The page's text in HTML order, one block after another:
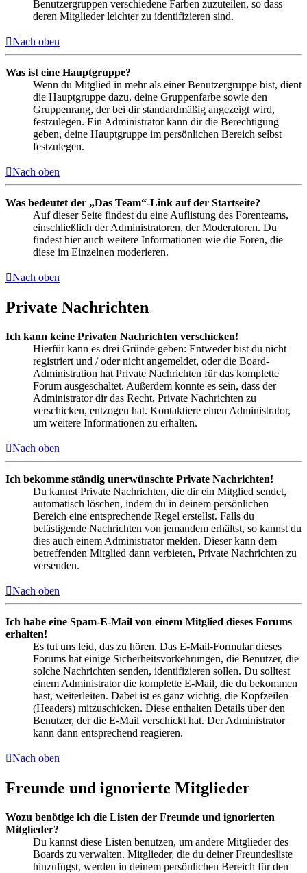
Benutzergruppen verschiedene Farben zuzuteilen, so dass
deren Mitglieder leichter zu identifizieren sind.
Nach oben
Was ist eine Hauptgruppe?
Wenn du Mitglied in mehr als einer Benutzergruppe bist, dient
die Hauptgruppe dazu, deine Gruppenfarbe sowie den
Gruppenrang, der bei dir standardmäßig angezeigt wird,
festzulegen. Ein Administrator kann dir die Berechtigung
geben, deine Hauptgruppe im persönlichen Bereich selbst
festzulegen.
Nach oben
Was bedeutet der „Das Team“-Link auf der Startseite?
Auf dieser Seite findest du eine Auflistung des Forenteams,
einschließlich der Administratoren, der Moderatoren. Du
findest hier auch weitere Informationen wie die Foren, die
diese im Einzelnen moderieren.
Nach oben
Private Nachrichten
Ich kann keine Privaten Nachrichten verschicken!
Hierfür kann es drei Gründe geben: Entweder bist du nicht
registriert und / oder nicht angemeldet, oder die Board-
Administration hat Private Nachrichten für das komplette
Forum ausgeschaltet. Außerdem könnte es sein, dass der
Administrator dir das Recht, Private Nachrichten zu
verschicken, entzogen hat. Kontaktiere einen Administrator,
um weitere Informationen zu erhalten.
Nach oben
Ich bekomme ständig unerwünschte Private Nachrichten!
Du kannst Private Nachrichten, die dir ein Mitglied sendet,
automatisch löschen, indem du in deinem persönlichen
Bereich eine entsprechende Regel erstellst. Falls du
belästigende Nachrichten von jemandem erhältst, so kannst du
dies auch einem Administrator melden. Dieser kann dem
betreffenden Mitglied dann verbieten, Private Nachrichten zu
versenden.
Nach oben
Ich habe eine Spam-E-Mail von einem Mitglied dieses Forums
erhalten!
Es tut uns leid, das zu hören. Das E-Mail-Formular dieses
Forums hat einige Sicherheitsvorkehrungen, die Benutzer, die
solche Nachrichten senden, identifizieren sollen. Du solltest
einem Administrator die komplette E-Mail, die du bekommen
hast, weiterleiten. Dabei ist es ganz wichtig, die Kopfzeilen
(Headers) mitzuschicken. Diese enthalten Details über den
Benutzer, der die E-Mail verschickt hat. Der Administrator
kann dann entsprechend reagieren.
Nach oben
Freunde und ignorierte Mitglieder
Wozu benötige ich die Listen der Freunde und ignorierten
Mitglieder?
Du kannst diese Listen benutzen, um andere Mitglieder des
Boards zu verwalten. Mitglieder, die du deiner Freundesliste
hinzufügst, werden in deinem persönlichen Bereich für den